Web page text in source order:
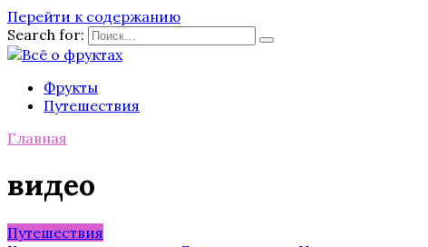
Перейти к содержанию
Search for:
Фрукты
Путешествия
Главная
видео
Путешествия